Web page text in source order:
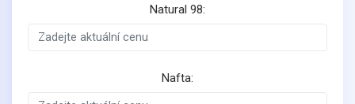
Natural 98:
Nafta: